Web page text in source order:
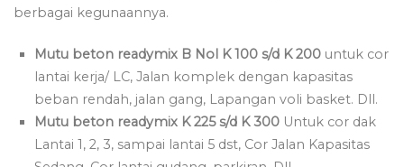
berbagai kegunaannya.
Mutu beton readymix B Nol K 100 s/d K 200 untuk cor
lantai kerja/ LC, Jalan komplek dengan kapasitas
beban rendah, jalan gang, Lapangan voli basket. Dll.
Mutu beton readymix K 225 s/d K 300 Untuk cor dak
Lantai 1, 2, 3, sampai lantai 5 dst, Cor Jalan Kapasitas